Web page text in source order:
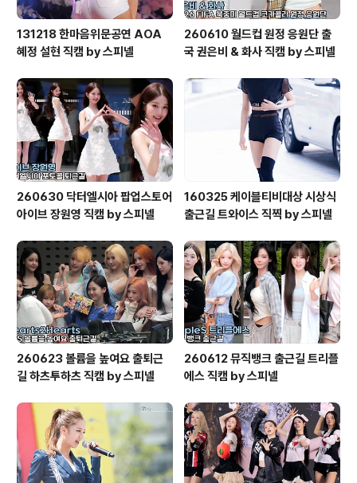
131218 한마음위문공연 AOA
혜정 설현 직캠 by 스피넬
260610 월드컵 원정 응원단 출
국 권은비 & 화사 직캠 by 스피넬
260630 닥터엘시아 팝업스토어
아이브 장원영 직캠 by 스피넬
160325 케이블티비대상 시상식
출근길 트와이스 직찍 by 스피넬
260623 볼륨을 높여요 출퇴근
길 하츠투하츠 직캠 by 스피넬
260612 뮤직뱅크 출근길 트리플
에스 직캠 by 스피넬